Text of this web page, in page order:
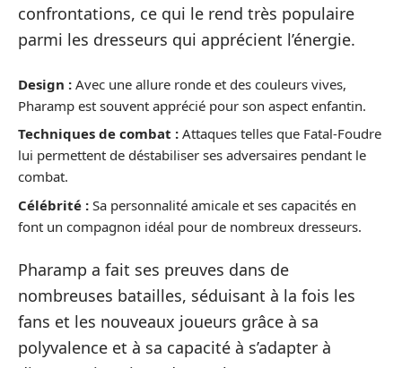
confrontations, ce qui le rend très populaire
parmi les dresseurs qui apprécient l’énergie.
Design : Avec une allure ronde et des couleurs vives,
Pharamp est souvent apprécié pour son aspect enfantin.
Techniques de combat : Attaques telles que Fatal-Foudre
lui permettent de déstabiliser ses adversaires pendant le
combat.
Célébrité : Sa personnalité amicale et ses capacités en
font un compagnon idéal pour de nombreux dresseurs.
Pharamp a fait ses preuves dans de
nombreuses batailles, séduisant à la fois les
fans et les nouveaux joueurs grâce à sa
polyvalence et à sa capacité à s’adapter à